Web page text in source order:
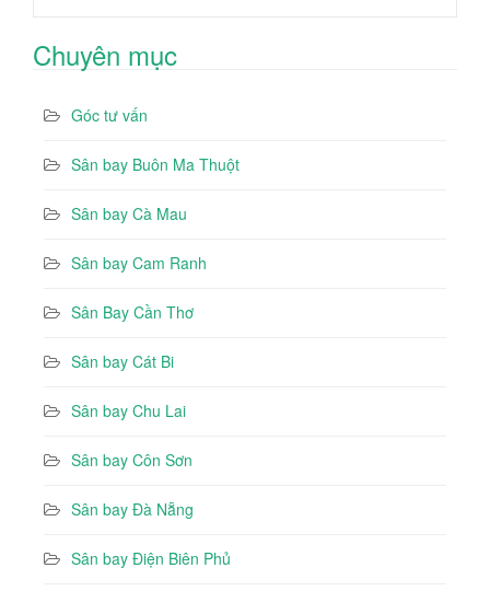
Chuyên mục
Góc tư vấn
Sân bay Buôn Ma Thuột
Sân bay Cà Mau
Sân bay Cam Ranh
Sân Bay Cần Thơ
Sân bay Cát Bi
Sân bay Chu Lai
Sân bay Côn Sơn
Sân bay Đà Nẵng
Sân bay Điện Biên Phủ